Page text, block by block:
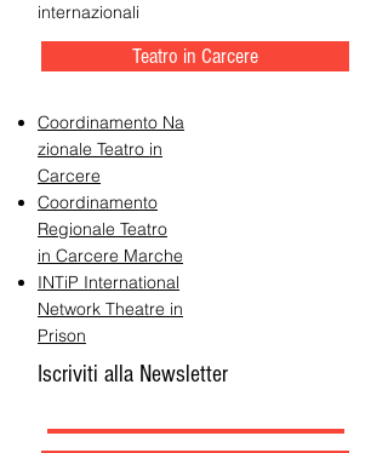
internazionali
Teatro in Carcere
Coordinamento Na
zionale Teatro in
Carcere
Coordinamento
Regionale Teatro
in Carcere Marche
INTiP International
Network Theatre in
Prison
Iscriviti alla Newsletter